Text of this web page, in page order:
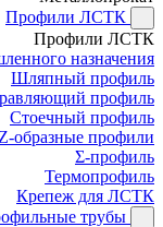
Профили ЛСТК
Профили ЛСТК
назначения
Шляпный профиль
профиль
Стоечный профиль
Z-образные профили
Σ-профиль
Термопрофиль
Крепеж для ЛСТК
трубы